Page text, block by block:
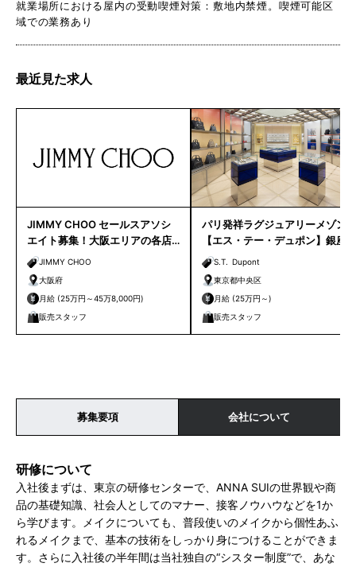
就業場所における屋内の受動喫煙対策：敷地内禁煙。喫煙可能区
域での業務あり
最近見た求人
JIMMY CHOO セールスアソシ
エイト募集！大阪エリアの各店
舗JIMMY CHOO
大阪府
月給 (25万円～45万8,000円)
販売スタッフ
パリ発祥ラグジュアリーメゾン
【エス・テー・デュポン】銀座
路面店 販売スタッフ募集｜
S.T. Dupont
東京都中央区
月給 (25万円～)
販売スタッフ
募集要項 会社について
研修について
入社後まずは、東京の研修センターで、ANNA SUIの世界観や商
品の基礎知識、社会人としてのマナー、接客ノウハウなどを1か
ら学びます。メイクについても、普段使いのメイクから個性あふ
れるメイクまで、基本の技術をしっかり身につけることができま
す。さらに入社後の半年間は当社独自の“シスター制度”で、あな